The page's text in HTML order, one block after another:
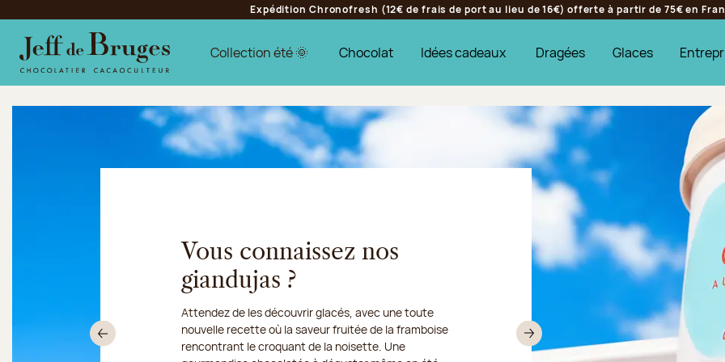
Aller au contenu principal
Aller au pied de page
Expédition Chronofresh (12€ de frais de port au lieu de 16€) offerte à partir de 75€ en
Collection été 🌞 Chocolat Idées cadeaux Dragées Glaces
Chocolatier Jeff de Bruges
Vous connaissez nos
giandujas ?
Attendez de les découvrir glacés, avec une toute
nouvelle recette où la saveur fruitée de la framboise
rencontrant le croquant de la noisette. Une
Du 10 au 16 août 2026, notre atelier sera fermé :
Découvrez notre collection de crèmes glacées et
sorbets artisanaux, imaginée pour faire fondre tous
nous expédions vos
gourmandises en Chronofresh
Précédent Suivant